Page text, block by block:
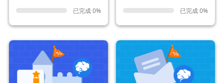
已完成 0% 已完成 0%